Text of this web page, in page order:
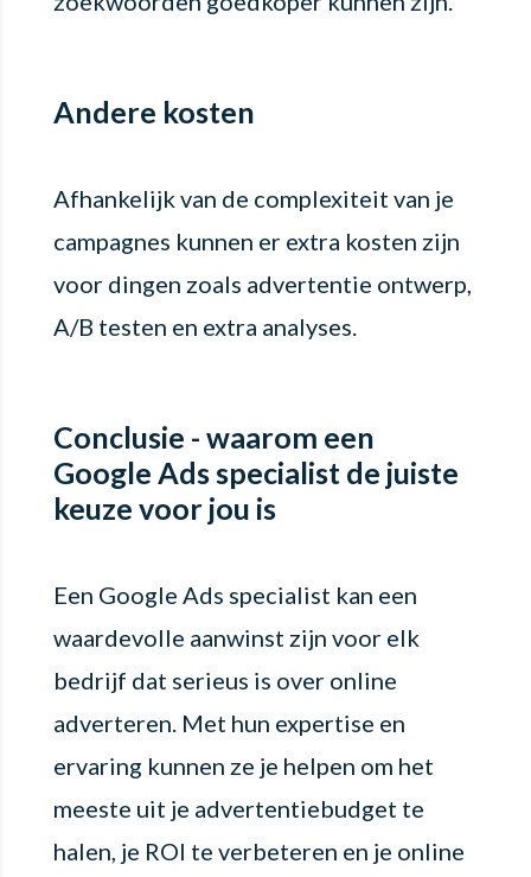
Andere kosten
Afhankelijk van de complexiteit van je
campagnes kunnen er extra kosten zijn
voor dingen zoals advertentie ontwerp,
A/B testen en extra analyses.
Conclusie - waarom een
Google Ads specialist de juiste
keuze voor jou is
Een Google Ads specialist kan een
waardevolle aanwinst zijn voor elk
bedrijf dat serieus is over online
adverteren. Met hun expertise en
ervaring kunnen ze je helpen om het
meeste uit je advertentiebudget te
halen, je ROI te verbeteren en je online